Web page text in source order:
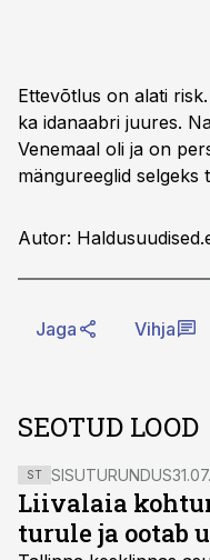
Ettevõtlus on alati
ka idanaabri juures.
Venemaal oli ja on
mängureeglid selgeks
Autor:
Jaga Vihja
SEOTUD LOOD
ST SISUTURUNDUS
Liivalaia
turule ja ootab